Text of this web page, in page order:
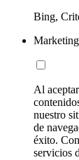
Bing,
Marketing
Al
nuestro
de
éxito.
servicios